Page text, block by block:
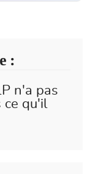
:
n'a pas
ce qu'il